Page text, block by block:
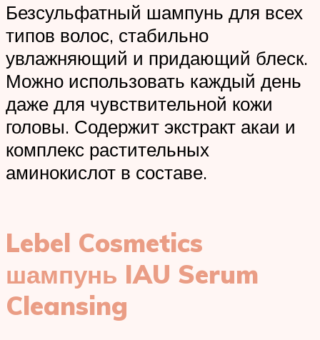
Безсульфатный шампунь для всех
типов волос, стабильно
увлажняющий и придающий блеск.
Можно использовать каждый день
даже для чувствительной кожи
головы. Содержит экстракт акаи и
комплекс растительных
аминокислот в составе.
Lebel Cosmetics
шампунь IAU Serum
Cleansing